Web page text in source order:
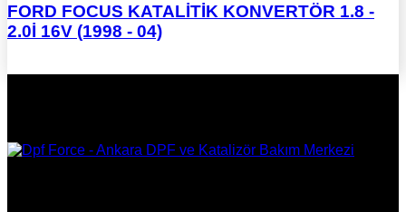
FORD FOCUS KATALİTİK KONVERTÖR 1.8 -
2.0İ 16V (1998 - 04)